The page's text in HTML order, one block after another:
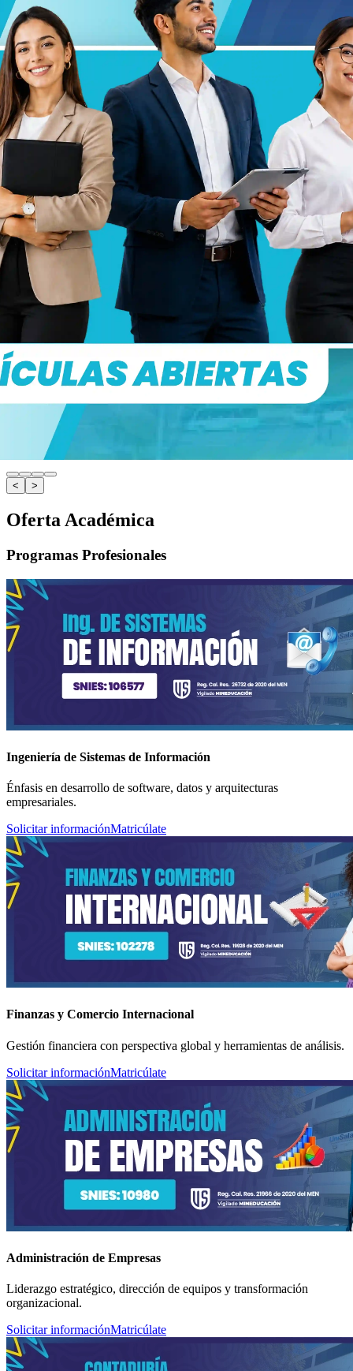
< >
Oferta Académica
Programas Profesionales
Ingeniería de Sistemas de Información
Énfasis en desarrollo de software, datos y arquitecturas
empresariales.
Solicitar informaciónMatricúlate
Finanzas y Comercio Internacional
Gestión financiera con perspectiva global y herramientas de análisis.
Solicitar informaciónMatricúlate
Administración de Empresas
Liderazgo estratégico, dirección de equipos y transformación
organizacional.
Solicitar informaciónMatricúlate